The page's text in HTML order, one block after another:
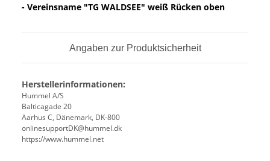
- Vereinsname "TG WALDSEE" weiß Rücken oben
Angaben zur Produktsicherheit
Herstellerinformationen:
Hummel A/S
Balticagade 20
Aarhus C, Dänemark, DK-800
onlinesupportDK@hummel.dk
https://www.hummel.net